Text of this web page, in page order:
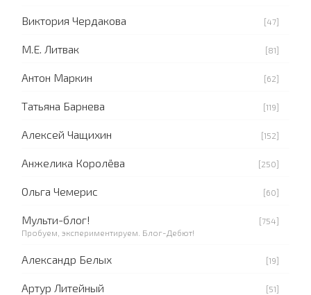
Виктория Чердакова [47]
М.Е. Литвак [81]
Антон Маркин [62]
Татьяна Барнева [119]
Алексей Чащихин [152]
Анжелика Королёва [250]
Ольга Чемерис [60]
Мульти-блог!
[754]
Пробуем, экспериментируем. Блог-Дебют!
Александр Белых [19]
Артур Литейный [51]